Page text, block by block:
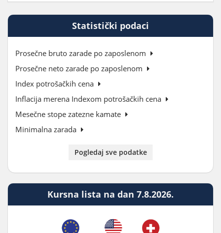
Statistički podaci
Prosečne bruto zarade po zaposlenom
Prosečne neto zarade po zaposlenom
Index potrošačkih cena
Inflacija merena Indexom potrošačkih cena
Mesečne stope zatezne kamate
Minimalna zarada
Pogledaj sve podatke
Kursna lista na dan 7.8.2026.